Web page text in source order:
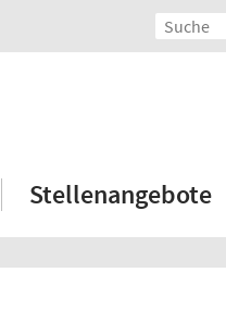
Stellenangebote